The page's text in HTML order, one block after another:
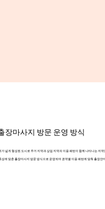
장마사지 방문 운영 방식
가 넓게 형성된 도시로 주거 지역과 상업 지역의 이용 패턴이 함께 나타나는 지역
성에 맞춘 출장마사지 방문 방식으로 운영되며 권역별 이용 패턴에 맞춰 출장안